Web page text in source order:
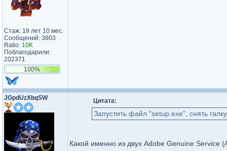
Стаж: 19 лет 10 мес.
Сообщений: 3803
Ratio: 10K
Поблагодарили:
202371
100%
JGpdUzXbqSW Цитата:
Запустить файл "setup.exe", снять
Какой именно из двух Adobe Genuine Service